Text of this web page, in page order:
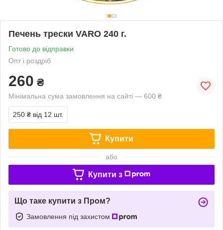
Печень трески VARO 240 г.
Готово до відправки
Опт і роздріб
260 ₴
Мінімальна сума замовлення на сайті — 600 ₴
250 ₴ від 12 шт.
Купити
або
Купити з
Що таке купити з Пром?
Замовлення під захистом